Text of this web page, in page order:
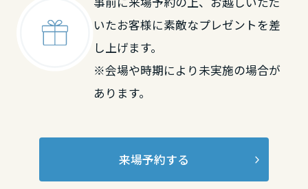
いたお客様に素敵なプレゼントを差
し上げます。
※会場や時期により未実施の場合が
あります。
来場予約する
中国・四国エリア